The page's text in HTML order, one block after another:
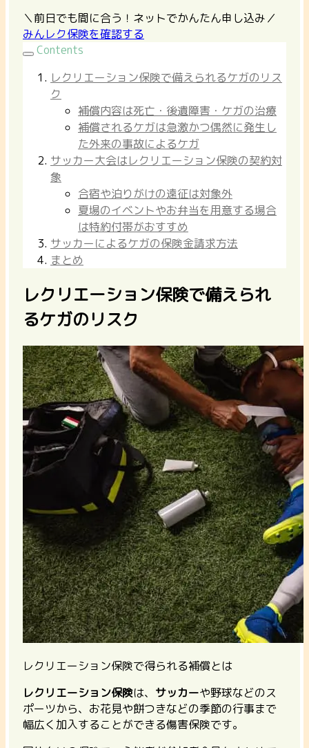
＼前日でも間に合う！ネットでかんたん申し込み／
みんレク保険を確認する
Contents
レクリエーション保険で備えられるケガのリス
ク
補償内容は死亡・後遺障害・ケガの治療
補償されるケガは急激かつ偶然に発生し
た外来の事故によるケガ
サッカー大会はレクリエーション保険の契約対
象
合宿や泊りがけの遠征は対象外
夏場のイベントやお弁当を用意する場合
は特約付帯がおすすめ
サッカーによるケガの保険金請求方法
まとめ
レクリエーション保険で備えられ
るケガのリスク
レクリエーション保険で得られる補償とは
レクリエーション保険は、 サッカーや野球などのス
ポーツから、お花見や餅つきなどの季節の行事まで
幅広く加入することができる傷害保険です。